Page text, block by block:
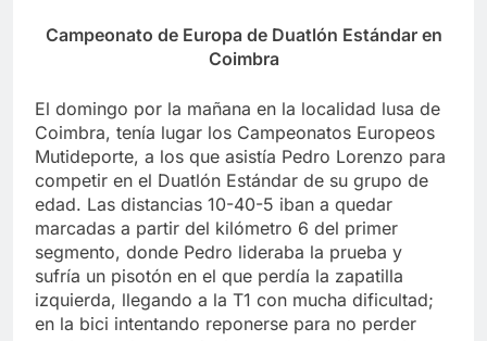
Campeonato de Europa de Duatlón Estándar en
Coimbra
El domingo por la mañana en la localidad lusa de
Coimbra, tenía lugar los Campeonatos Europeos
Mutideporte, a los que asistía Pedro Lorenzo para
competir en el Duatlón Estándar de su grupo de
edad. Las distancias 10-40-5 iban a quedar
marcadas a partir del kilómetro 6 del primer
segmento, donde Pedro lideraba la prueba y
sufría un pisotón en el que perdía la zapatilla
izquierda, llegando a la T1 con mucha dificultad;
en la bici intentando reponerse para no perder